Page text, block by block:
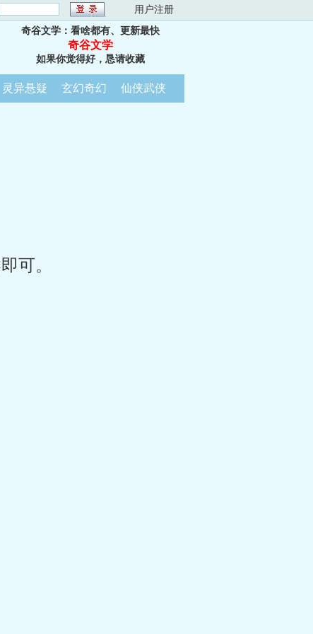
用户注册
奇谷文学：看啥都有、更新最快
奇谷文学
如果你觉得好，恳请收藏
灵异悬疑 玄幻奇幻 仙侠武侠
可。